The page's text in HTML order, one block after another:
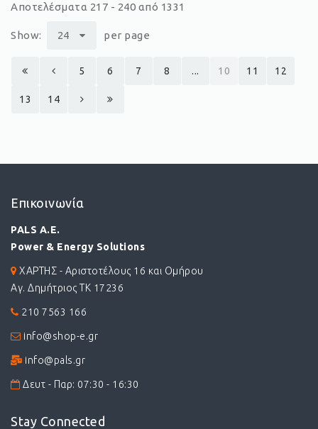
Αποτελέσματα 217 - 240 από 1331
Show: 24 per page
5 6 7 8 ... 10 11 12
13 14
Επικοινωνία
PALS A.E.
Power & Energy Solutions
ΧΑΡΤΗΣ - Αριστοτέλους 16 και Ομήρου
Αγ. Δημήτριος ΤΚ 17236
210 7563 166
info@shop-e.gr
info@pals.gr
Δευτ - Παρ: 07:30 - 16:30
Stay Connected